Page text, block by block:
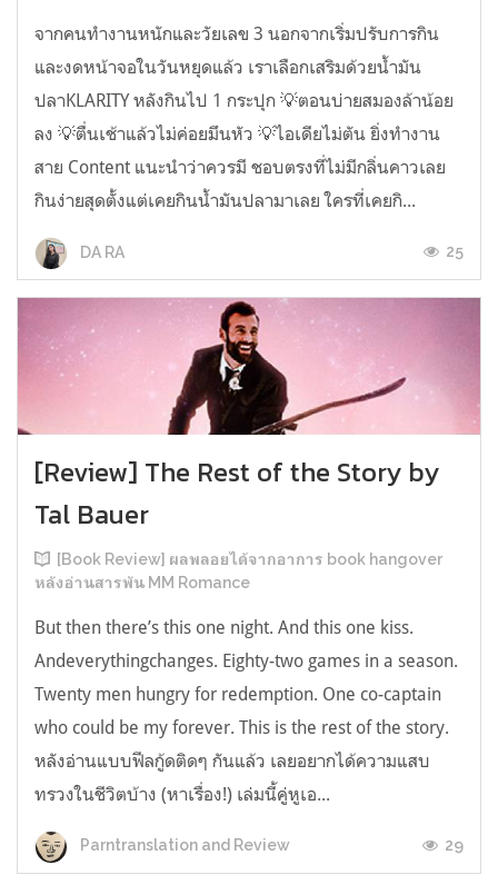
จากคนทำงานหนักและวัยเลข 3 นอกจากเริ่มปรับการกิน
และงดหน้าจอในวันหยุดแล้ว เราเลือกเสริมด้วยน้ำมัน
ปลาKLARITY หลังกินไป 1 กระปุก 💡ตอนบ่ายสมองล้าน้อย
ลง 💡ตื่นเช้าแล้วไม่ค่อยมึนหัว 💡ไอเดียไม่ตัน ยิ่งทำงาน
สาย Content แนะนำว่าควรมี ชอบตรงที่ไม่มีกลิ่นคาวเลย
กินง่ายสุดตั้งแต่เคยกินน้ำมันปลามาเลย ใครที่เคยกิ...
DA RA 25
[Review] The Rest of the Story by
Tal Bauer
[Book Review] ผลพลอยได้จากอาการ book hangover
หลังอ่านสารพัน MM Romance
But then there’s this one night. And this one kiss.
Andeverythingchanges. Eighty-two games in a season.
Twenty men hungry for redemption. One co-captain
who could be my forever. This is the rest of the story.
หลังอ่านแบบฟีลกู้ดติดๆ กันแล้ว เลยอยากได้ความแสบ
ทรวงในชีวิตบ้าง (หาเรื่อง!) เล่มนี้คู่หูเอ...
Parntranslation and Review 29